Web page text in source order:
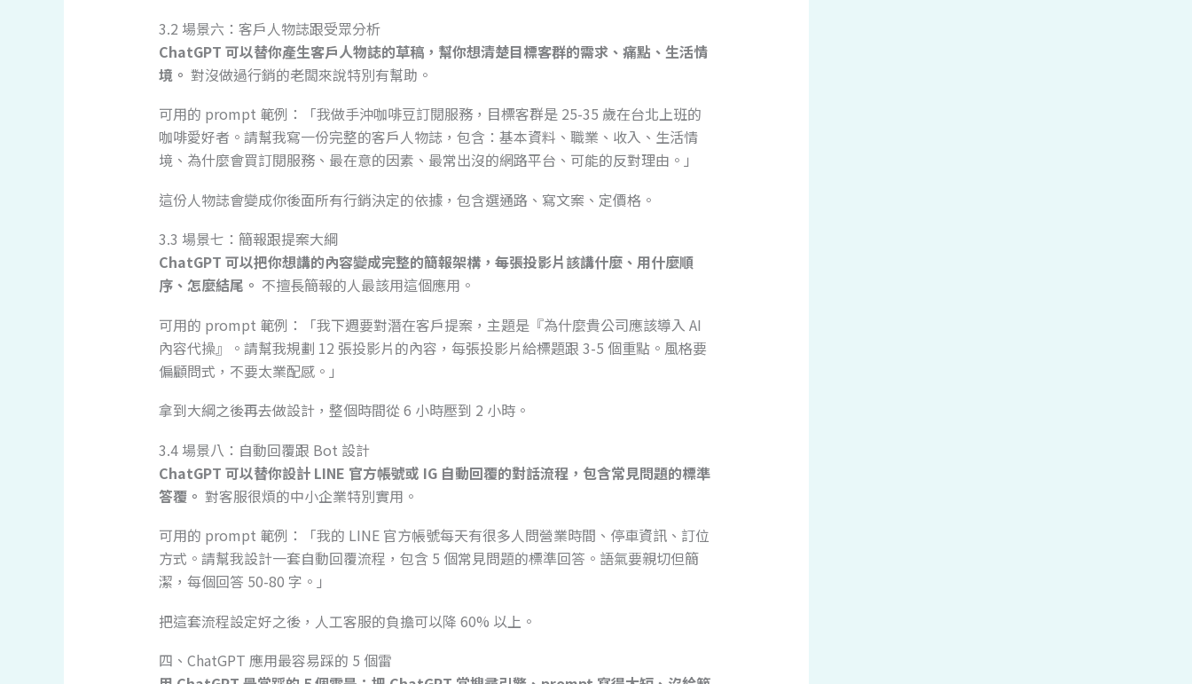
3.2 場景六：客戶人物誌跟受眾分析
ChatGPT 可以替你產生客戶人物誌的草稿，幫你想清楚目標客群的需求、痛點、生活情
境。 對沒做過行銷的老闆來說特別有幫助。
可用的 prompt 範例：「我做手沖咖啡豆訂閱服務，目標客群是 25-35 歲在台北上班的
咖啡愛好者。請幫我寫一份完整的客戶人物誌，包含：基本資料、職業、收入、生活情
境、為什麼會買訂閱服務、最在意的因素、最常出沒的網路平台、可能的反對理由。」
這份人物誌會變成你後面所有行銷決定的依據，包含選通路、寫文案、定價格。
3.3 場景七：簡報跟提案大綱
ChatGPT 可以把你想講的內容變成完整的簡報架構，每張投影片該講什麼、用什麼順
序、怎麼結尾。 不擅長簡報的人最該用這個應用。
可用的 prompt 範例：「我下週要對潛在客戶提案，主題是『為什麼貴公司應該導入 AI
內容代操』。請幫我規劃 12 張投影片的內容，每張投影片給標題跟 3-5 個重點。風格要
偏顧問式，不要太業配感。」
拿到大綱之後再去做設計，整個時間從 6 小時壓到 2 小時。
3.4 場景八：自動回覆跟 Bot 設計
ChatGPT 可以替你設計 LINE 官方帳號或 IG 自動回覆的對話流程，包含常見問題的標準
答覆。 對客服很煩的中小企業特別實用。
可用的 prompt 範例：「我的 LINE 官方帳號每天有很多人問營業時間、停車資訊、訂位
方式。請幫我設計一套自動回覆流程，包含 5 個常見問題的標準回答。語氣要親切但簡
潔，每個回答 50-80 字。」
把這套流程設定好之後，人工客服的負擔可以降 60% 以上。
四、ChatGPT 應用最容易踩的 5 個雷